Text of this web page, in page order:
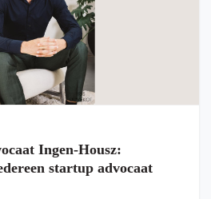
Ingen-Housz:
startup advocaat